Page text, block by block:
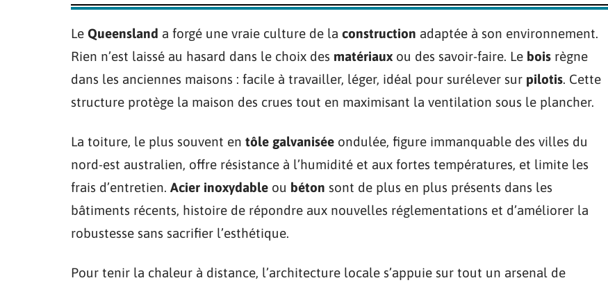
Le Queensland a forgé une vraie culture de la construction adaptée à son environnement.
Rien n’est laissé au hasard dans le choix des matériaux ou des savoir-faire. Le bois règne
dans les anciennes maisons : facile à travailler, léger, idéal pour surélever sur pilotis. Cette
structure protège la maison des crues tout en maximisant la ventilation sous le plancher.
La toiture, le plus souvent en tôle galvanisée ondulée, figure immanquable des villes du
nord-est australien, offre résistance à l’humidité et aux fortes températures, et limite les
frais d’entretien. Acier inoxydable ou béton sont de plus en plus présents dans les
bâtiments récents, histoire de répondre aux nouvelles réglementations et d’améliorer la
robustesse sans sacrifier l’esthétique.
Pour tenir la chaleur à distance, l’architecture locale s’appuie sur tout un arsenal de